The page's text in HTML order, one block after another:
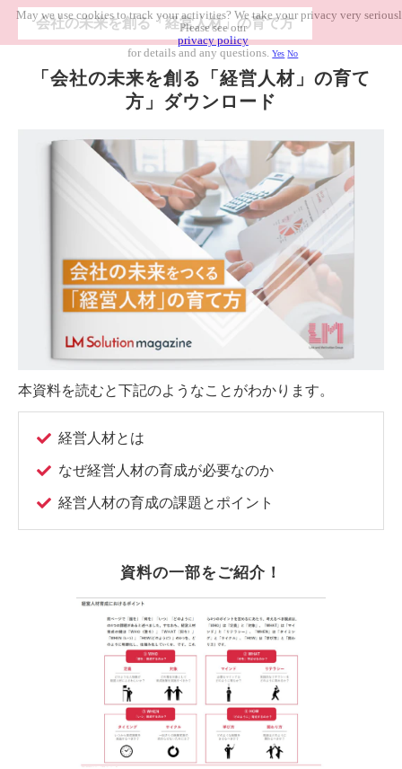
会社の未来を創る「経営人材」の育て方
「会社の未来を創る「経営人材」の育て
方」ダウンロード
本資料を読むと下記のようなことがわかります。
経営人材とは
なぜ経営人材の育成が必要なのか
経営人材の育成の課題とポイント
資料の一部をご紹介！
May we use cookies to track your activities? We take your privacy very
Please see our
privacy policy
for details and any questions.Yes No